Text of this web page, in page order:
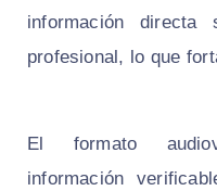
información
profesional, lo que
El formato
información